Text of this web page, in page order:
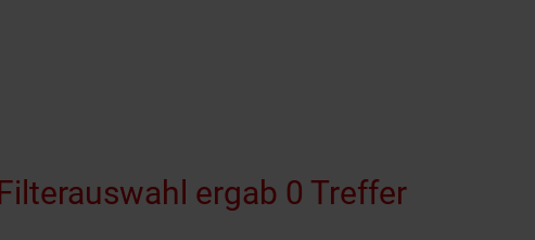
ergab 0 Treffer